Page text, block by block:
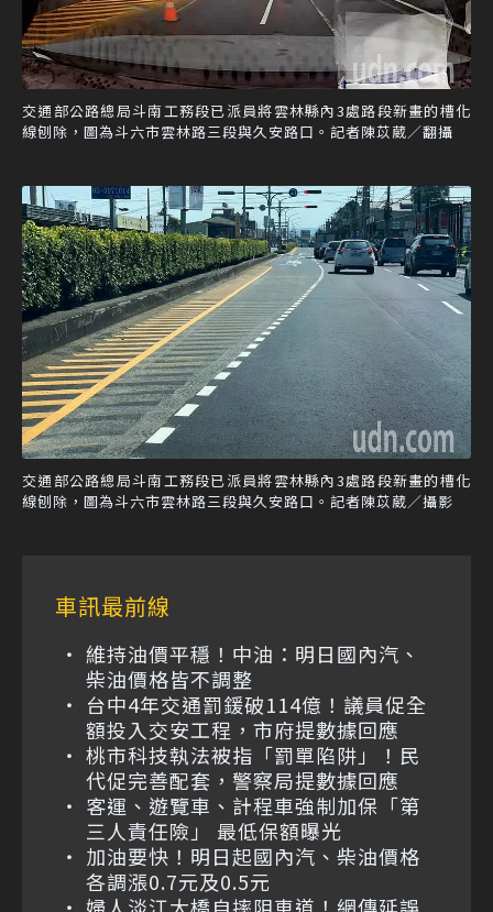
交通部公路總局斗南工務段已派員將雲林縣內3處路段新畫的槽化
線刨除，圖為斗六市雲林路三段與久安路口。記者陳苡葳／翻攝
交通部公路總局斗南工務段已派員將雲林縣內3處路段新畫的槽化
線刨除，圖為斗六市雲林路三段與久安路口。記者陳苡葳／攝影
車訊最前線
維持油價平穩！中油：明日國內汽、
柴油價格皆不調整
台中4年交通罰鍰破114億！議員促全
額投入交安工程，市府提數據回應
桃市科技執法被指「罰單陷阱」！民
代促完善配套，警察局提數據回應
客運、遊覽車、計程車強制加保「第
三人責任險」 最低保額曝光
加油要快！明日起國內汽、柴油價格
各調漲0.7元及0.5元